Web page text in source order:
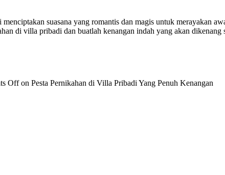
suasana yang romantis dan magis untuk merayakan
di villa pribadi dan buatlah kenangan indah yang akan dikenang
Offon Pesta Pernikahan di Villa Pribadi Yang Penuh Kenangan